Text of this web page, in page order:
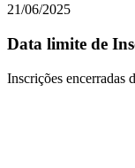
21/06/2025
Data limite de
Inscrições encerradas